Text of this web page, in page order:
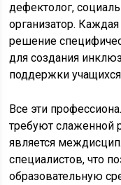
дефектолог,
организатор.
решение
для создания
поддержки
Все эти
требуют
является
специалистов, что
образовательную